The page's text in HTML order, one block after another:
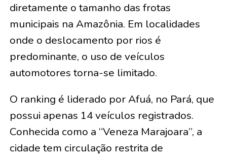
diretamente o tamanho das frotas
municipais na Amazônia. Em localidades
onde o deslocamento por rios é
predominante, o uso de veículos
automotores torna-se limitado.
O ranking é liderado por Afuá, no Pará, que
possui apenas 14 veículos registrados.
Conhecida como a “Veneza Marajoara”, a
cidade tem circulação restrita de